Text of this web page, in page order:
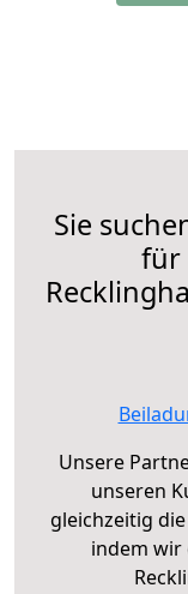
Sie
für
Unsere
unseren
gleichzeitig
indem wir